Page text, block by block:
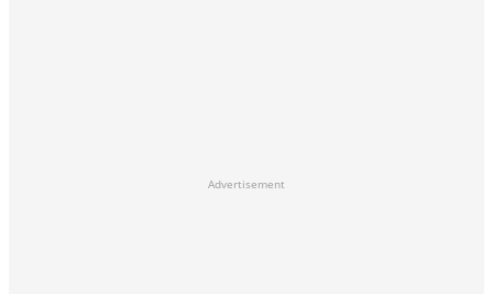
Advertisement